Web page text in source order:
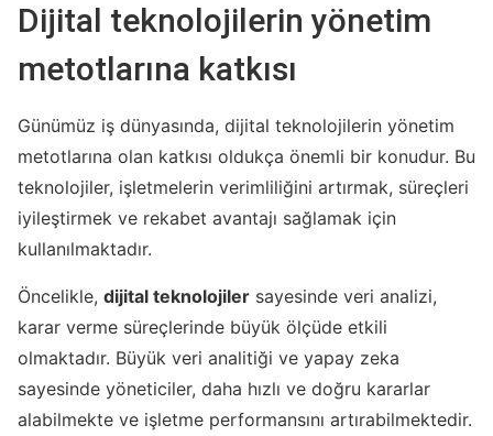
Dijital teknolojilerin yönetim
metotlarına katkısı
Günümüz iş dünyasında, dijital teknolojilerin yönetim
metotlarına olan katkısı oldukça önemli bir konudur. Bu
teknolojiler, işletmelerin verimliliğini artırmak, süreçleri
iyileştirmek ve rekabet avantajı sağlamak için
kullanılmaktadır.
Öncelikle, dijital teknolojiler sayesinde veri analizi,
karar verme süreçlerinde büyük ölçüde etkili
olmaktadır. Büyük veri analitiği ve yapay zeka
sayesinde yöneticiler, daha hızlı ve doğru kararlar
alabilmekte ve işletme performansını artırabilmektedir.